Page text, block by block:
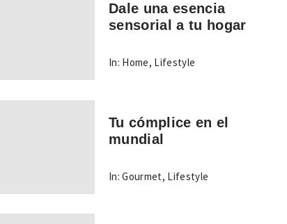
Dale una esencia
sensorial a tu hogar
In: Home, Lifestyle
Tu cómplice en el
mundial
In: Gourmet, Lifestyle